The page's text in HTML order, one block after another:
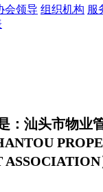
会领导 组织机构 服
：汕头市物业